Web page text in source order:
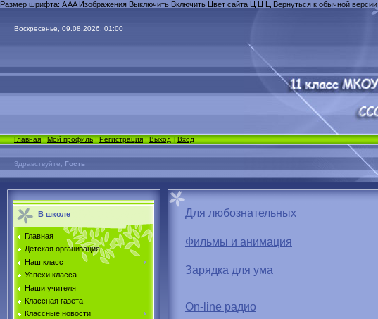
Размер шрифта: AAAИзображения Выключить Включить Цвет сайта Ц Ц Ц Вернуться к обычной версии
Воскресенье, 09.08.2026, 01:00
Главная|Мой профиль|Регистрация |Выход|Вход
Здравствуйте, Гость
В школе
Главная
Детская организация
Наш класс
Успехи класса
Наши учителя
Классная газета
Классные новости
Для любознательных
Фильмы и анимация
Зарядка для ума
On-line радио